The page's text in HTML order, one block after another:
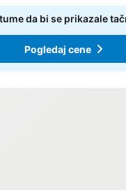
da bi se prikazale
Pogledaj cene